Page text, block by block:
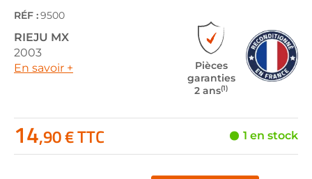
the
images
gallery
RÉF :9500
RIEJU MX
2003
En savoir +
Pièces
garanties
2 ans(1)
14,90 € TTC 1 en stock